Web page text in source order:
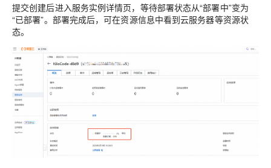
提交创建后进入服务实例详情页，等待部署状态从“部署中”变为
“已部署”。部署完成后，可在资源信息中看到云服务器等资源状
态。